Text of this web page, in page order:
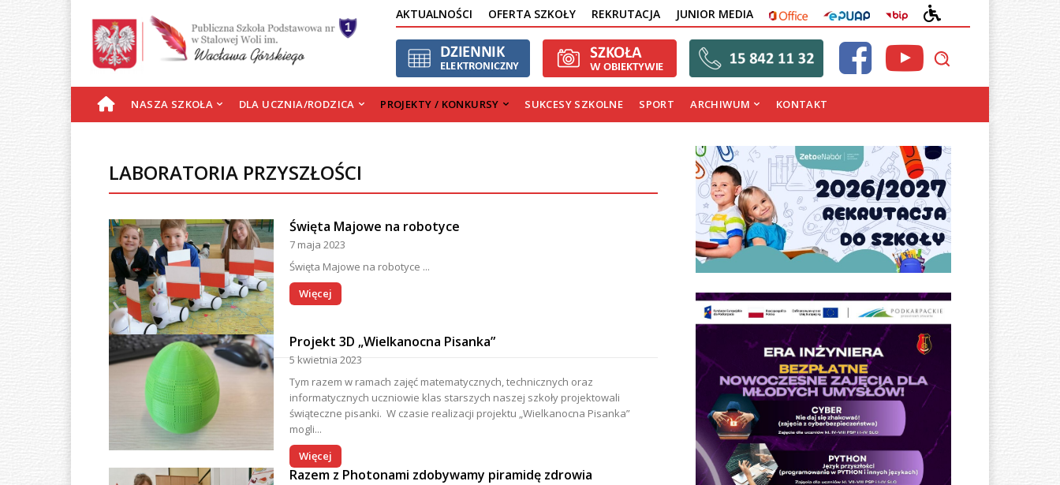
AKTUALNOŚCI OFERTA SZKOŁY REKRUTACJA JUNIOR MEDIA OFFICE EPUAP BIP
DOSTĘPNOŚCI
S
R
N
A
G
Ł
NASZA SZKOŁA DLA UCZNIA/RODZICA PROJEKTY / KONKURSY SUKCESY SZKOLNE SPORT ARCHIWUM KONTAKT
LABORATORIA PRZYSZŁOŚCI
Święta Majowe na robotyce
7 maja 2023
Święta Majowe na robotyce ...
Więcej
Projekt 3D „Wielkanocna Pisanka”
5 kwietnia 2023
Tym razem w ramach zajęć matematycznych, technicznych oraz
informatycznych uczniowie klas starszych naszej szkoły projektowali
świąteczne pisanki. W czasie realizacji projektu „Wielkanocna Pisanka”
mogli...
Więcej
Razem z Photonami zdobywamy piramidę zdrowia